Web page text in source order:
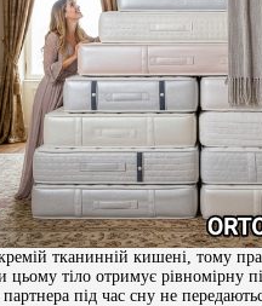
тканинній кишені, тому
цьому тіло отримує рівномірну
під час сну не